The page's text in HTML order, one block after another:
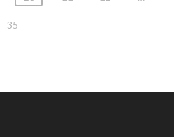
35